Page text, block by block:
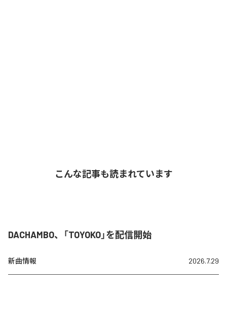
こんな記事も読まれています
DACHAMBO、「TOYOKO」を配信開始
新曲情報 2026.7.29